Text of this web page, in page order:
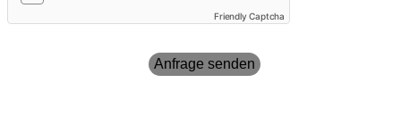
Friendly Captcha
Anfrage senden